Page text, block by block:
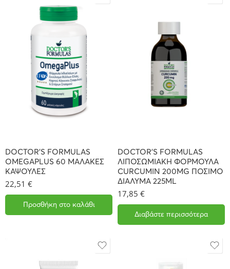
DOCTOR’S FORMULAS
OMEGAPLUS 60 ΜΑΛΑΚΕΣ
ΚΑΨΟΥΛΕΣ
22,51 €
Προσθήκη στο καλάθι
DOCTOR’S FORMULAS
ΛΙΠΟΣΩΜΙΑΚΗ ΦΟΡΜΟΥΛΑ
CURCUMIN 200MG ΠΟΣΙΜΟ
ΔΙΑΛΥΜΑ 225ML
17,85 €
Διαβάστε περισσότερα